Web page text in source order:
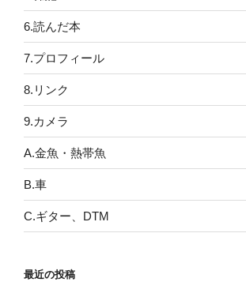
6.読んだ本
7.プロフィール
8.リンク
9.カメラ
A.金魚・熱帯魚
B.車
C.ギター、DTM
最近の投稿